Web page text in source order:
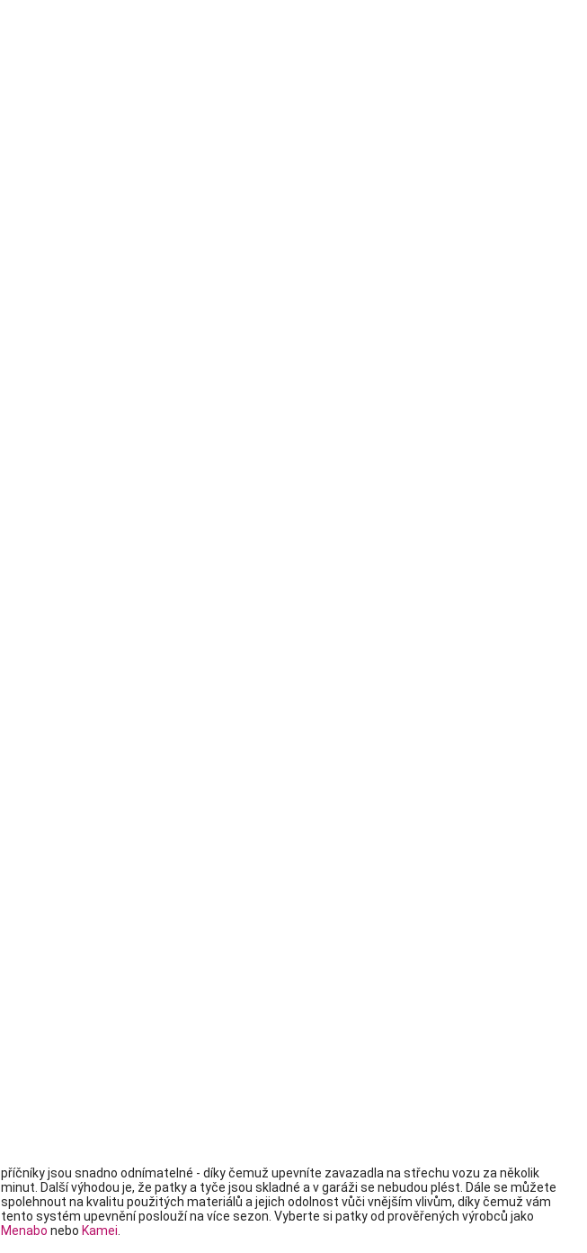
příčníky jsou snadno odnímatelné - díky čemuž upevníte zavazadla na střechu vozu za několik
minut. Další výhodou je, že patky a tyče jsou skladné a v garáži se nebudou plést. Dále se můžete
spolehnout na kvalitu použitých materiálů a jejich odolnost vůči vnějším vlivům, díky čemuž vám
tento systém upevnění poslouží na více sezon. Vyberte si patky od prověřených výrobců jako
Menabo nebo Kamei